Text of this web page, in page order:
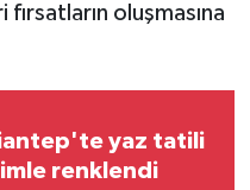
oluşmasına
yaz tatili
renklendi